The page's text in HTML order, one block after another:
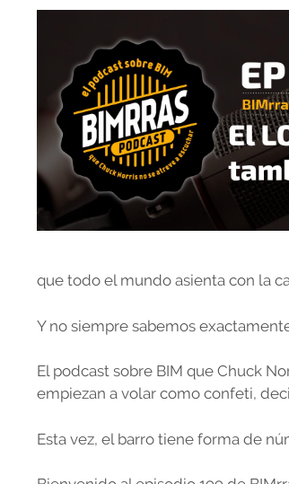
que todo el mundo asienta con la
Y no siempre sabemos
El podcast sobre BIM que Chuck
empiezan a volar como confeti,
Esta vez, el barro tiene forma de